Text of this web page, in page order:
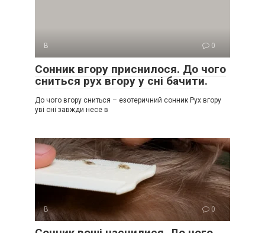
В 0
Сонник вгору приснилося. До чого
сниться рух вгору у сні бачити.
До чого вгору сниться – езотеричний сонник Рух вгору
уві сні завжди несе в
В 0